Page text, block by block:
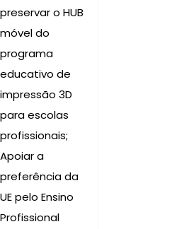
preservar o HUB
móvel do
programa
educativo de
impressão 3D
para escolas
profissionais;
Apoiar a
preferência da
UE pelo Ensino
Profissional